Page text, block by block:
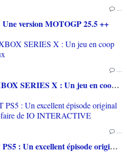
version MOTOGP 25.5 ++
[TEST] IT TAKES TWO XBOX SERIES X : Un jeu en coop poétique, touchant et ingénieux
[TEST] 007 FIRST LIGHT PS5 : Un excellent épisode original de James Bond avec le savoir-faire de IO INTERACTIVE